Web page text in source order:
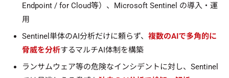
Endpoint / for Cloud等）、Microsoft Sentinel の導入・運
用
Sentinel単体のAI分析だけに頼らず、 複数のAIで多角的に
脅威を分析するマルチAI体制を構築
ランサムウェア等の危険なインシデントに対し、Sentinel